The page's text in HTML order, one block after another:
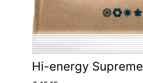
Hi-energy Supreme